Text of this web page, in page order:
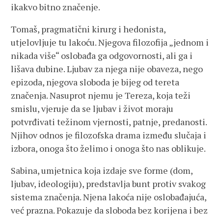
ikakvo bitno značenje.
Tomaš, pragmatični kirurg i hedonista,
utjelovljuje tu lakoću. Njegova filozofija „jednom i
nikada više“ oslobađa ga odgovornosti, ali ga i
lišava dubine. Ljubav za njega nije obaveza, nego
epizoda, njegova sloboda je bijeg od tereta
značenja. Nasuprot njemu je Tereza, koja teži
smislu, vjeruje da se ljubav i život moraju
potvrđivati težinom vjernosti, patnje, predanosti.
Njihov odnos je filozofska drama između slučaja i
izbora, onoga što želimo i onoga što nas oblikuje.
Sabina, umjetnica koja izdaje sve forme (dom,
ljubav, ideologiju), predstavlja bunt protiv svakog
sistema značenja. Njena lakoća nije oslobađajuća,
već prazna. Pokazuje da sloboda bez korijena i bez